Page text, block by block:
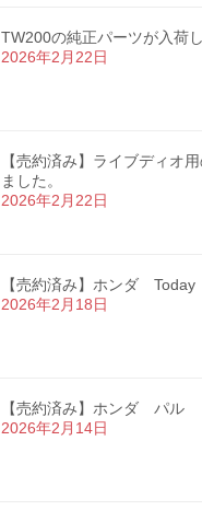
TW200の純正パーツが入荷し
2026年2月22日
【売約済み】ライブディオ
ました。
2026年2月22日
【売約済み】ホンダ
2026年2月18日
【売約済み】ホンダ パル
2026年2月14日